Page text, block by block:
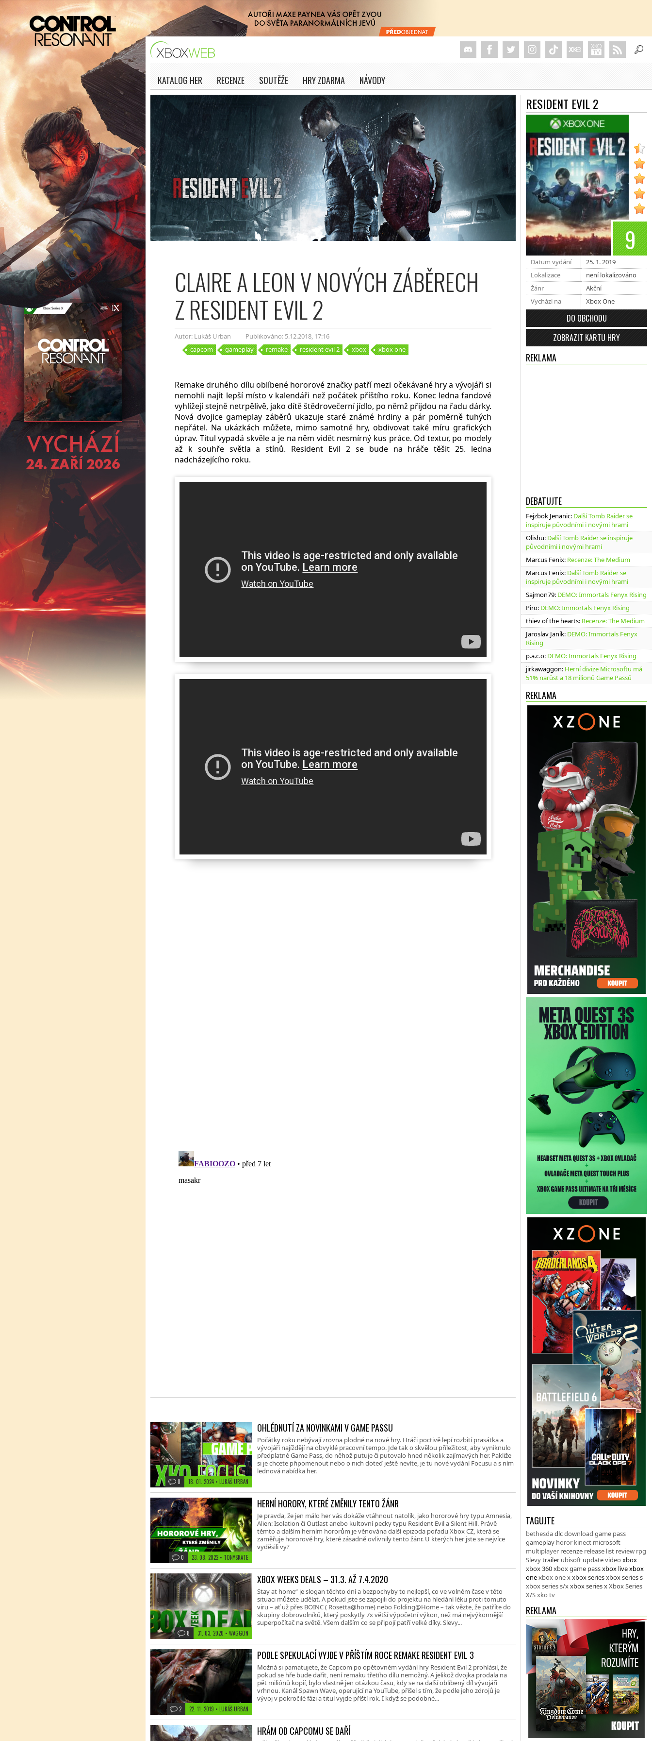
KATALOG HER RECENZE SOUTĚŽE HRY ZDARMA NÁVODY
RESIDENT EVIL 2
9
Datum vydání
25. 1. 2019
Lokalizace
není lokalizováno
Žánr
Akční
Vychází na
Xbox One
DO OBCHODU
ZOBRAZIT KARTU HRY
REKLAMA
DEBATUJTE
Fejzbok Jenanic: Další Tomb Raider se
inspiruje původními i novými hrami
Olishu: Další Tomb Raider se inspiruje
původními i novými hrami
Marcus Fenix: Recenze: The Medium
Marcus Fenix: Další Tomb Raider se
inspiruje původními i novými hrami
Sajmon79: DEMO: Immortals Fenyx Rising
Piro: DEMO: Immortals Fenyx Rising
thiev of the hearts: Recenze: The Medium
Jaroslav Janík: DEMO: Immortals Fenyx
Rising
p.a.c.o: DEMO: Immortals Fenyx Rising
jirkawaggon: Herní divize Microsoftu má
51% narůst a 18 milionů Game Passů
REKLAMA
TAGUJTE
bethesdadlcdownload game pass
gameplay horor kinect microsoft
multiplayer recenze release list review rpg
Slevytrailer ubisoft updatevideo xbox
xbox 360xbox game passxbox livexbox
onexbox one xxbox seriesxbox series s
xbox series s/xxbox series xXbox Series
X/Sxko tv
REKLAMA
CLAIRE A LEON V NOVÝCH ZÁBĚRECH
Z RESIDENT EVIL 2
Autor: Lukáš Urban Publikováno: 5.12.2018, 17:16
capcom
gameplay remake resident evil 2 xbox xbox one
Remake druhého dílu oblíbené hororové značky patří mezi očekávané hry a vývojáři si
nemohli najít lepší místo v kalendáři než počátek příštího roku. Konec ledna fandové
vyhlížejí stejně netrpělivě, jako dítě štědrovečerní jídlo, po němž přijdou na řadu dárky.
Nová dvojice gameplay záběrů ukazuje staré známé hrdiny a pár poměrně tuhých
nepřátel. Na ukázkách můžete, mimo samotné hry, obdivovat také míru grafických
úprav. Titul vypadá skvěle a je na něm vidět nesmírný kus práce. Od textur, po modely
až k souhře světla a stínů. Resident Evil 2 se bude na hráče těšit 25. ledna
nadcházejícího roku.
18. 01. 2024 • LUKÁŠ URBAN
0
OHLÉDNUTÍ ZA NOVINKAMI V GAME PASSU
Počátky roku nebývají zrovna plodné na nové hry. Hráči poctivě lepí rozbití prasátka a
vývojáři najíždějí na obvyklé pracovní tempo. Jde tak o skvělou příležitost, aby vyniknulo
předplatné Game Pass, do něhož putuje či putovalo hned několik zajímavých her. Pakliže
si je chcete připomenout nebo o nich doteď ještě nevíte, je tu nové vydání Focusu a s ním
lednová nabídka her.
23. 08. 2022 • TONYSKATE
0
HERNÍ HORORY, KTERÉ ZMĚNILY TENTO ŽÁNR
Je pravda, že jen málo her vás dokáže vtáhnout natolik, jako hororové hry typu Amnesia,
Alien: Isolation či Outlast anebo kultovní pecky typu Resident Evil a Silent Hill. Právě
těmto a dalším herním hororům je věnována další epizoda pořadu Xbox CZ, která se
zaměřuje hororové hry, které zásadně ovlivnily tento žánr. U kterých her jste se nejvíce
vyděsili vy?
31. 03. 2020 • WAGGON
8
XBOX WEEKS DEALS – 31.3. AŽ 7.4.2020
Stay at home“ je slogan těchto dní a bezpochyby to nejlepší, co ve volném čase v této
situaci můžete udělat. A pokud jste se zapojili do projektu na hledání léku proti tomuto
viru – ať už přes BOINC ( Rosetta@home) nebo Folding@Home – tak vězte, že patříte do
skupiny dobrovolníků, který poskytly 7x větší výpočetní výkon, než má nejvýkonnější
superpočítač na světě. Všem dalším co se připojí patří velké díky. Slevy...
22. 11. 2019 • LUKÁŠ URBAN
2
PODLE SPEKULACÍ VYJDE V PŘÍŠTÍM ROCE REMAKE RESIDENT EVIL 3
Možná si pamatujete, že Capcom po opětovném vydání hry Resident Evil 2 prohlásil, že
pokud se hře bude dařit, není remaku třetího dílu nemožný. A jelikož dvojka prodala na
pět miliónů kopií, bylo vlastně jen otázkou času, kdy se na další oblíbený díl vývojáři
vrhnou. Kanál Spawn Wave, operující na YouTube, přišel s tím, že podle jeho zdrojů je
vývoj v pokročilé fázi a titul vyjde příští rok. I když se podobné...
HRÁM OD CAPCOMU SE DAŘÍ